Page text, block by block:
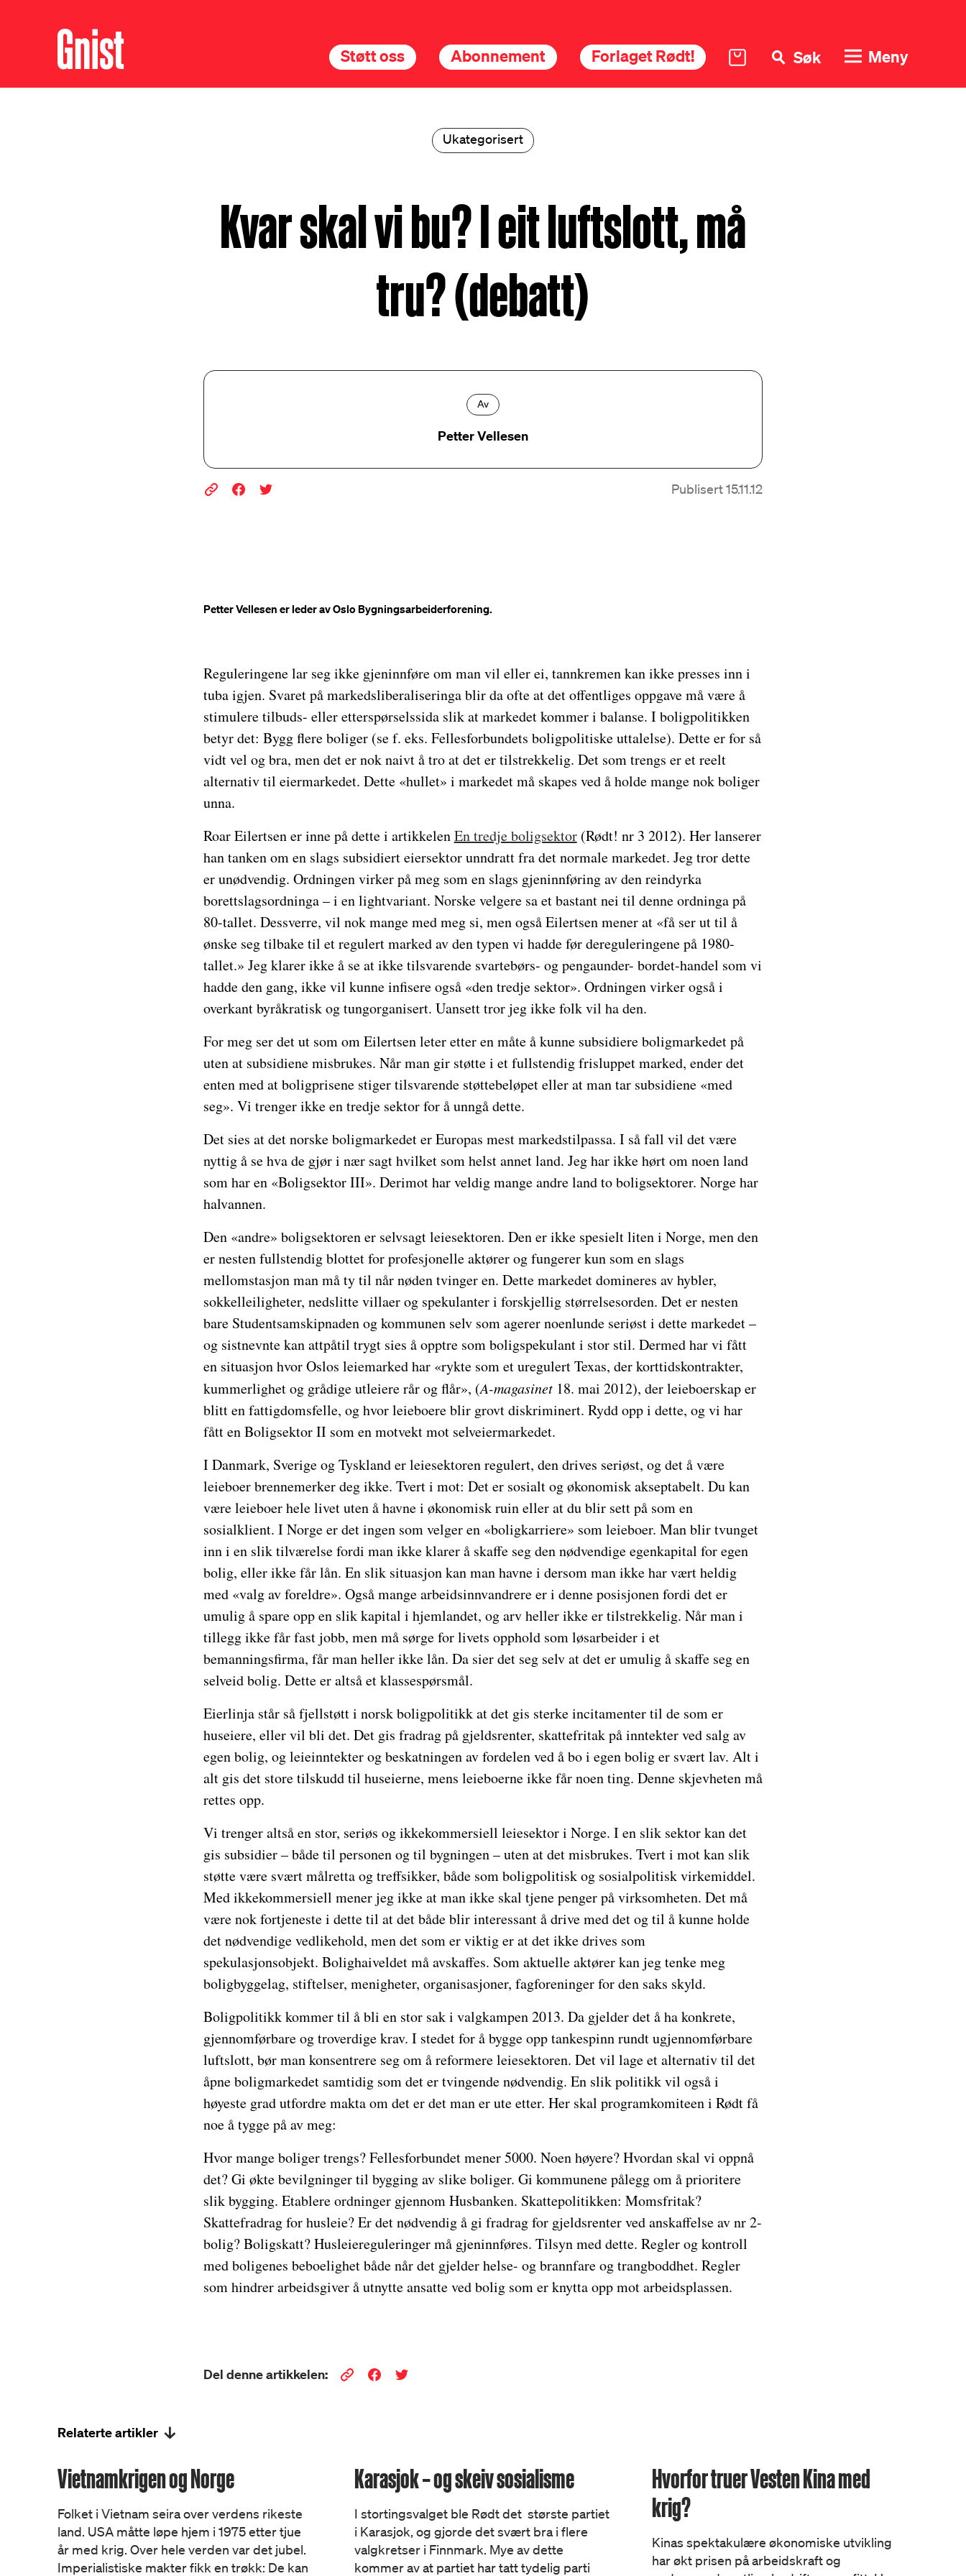
Støtt oss Abonnement Forlaget Rødt! Søk Meny
Ukategorisert
Kvar skal vi bu? I eit luftslott, må
tru? (debatt)
Av
Petter Vellesen
Publisert 15.11.12
Petter Vellesen er leder av Oslo Bygningsarbeiderforening.
Reguleringene lar seg ikke gjeninnføre om man vil eller ei, tannkremen kan ikke presses inn i
tuba igjen. Svaret på markedsliberaliseringa blir da ofte at det offentliges oppgave må være å
stimulere tilbuds- eller etterspørselssida slik at markedet kommer i balanse. I boligpolitikken
betyr det: Bygg flere boliger (se f. eks. Fellesforbundets boligpolitiske uttalelse). Dette er for så
vidt vel og bra, men det er nok naivt å tro at det er tilstrekkelig. Det som trengs er et reelt
alternativ til eiermarkedet. Dette «hullet» i markedet må skapes ved å holde mange nok boliger
unna.
Roar Eilertsen er inne på dette i artikkelenEn tredje boligsektor(Rødt! nr 3 2012). Her lanserer
han tanken om en slags subsidiert eiersektor unndratt fra det normale markedet. Jeg tror dette
er unødvendig. Ordningen virker på meg som en slags gjeninnføring av den reindyrka
borettslagsordninga – i en lightvariant. Norske velgere sa et bastant nei til denne ordninga på
80-tallet. Dessverre, vil nok mange med meg si, men også Eilertsen mener at «få ser ut til å
ønske seg tilbake til et regulert marked av den typen vi hadde før dereguleringene på 1980-
tallet.» Jeg klarer ikke å se at ikke tilsvarende svartebørs- og pengaunder- bordet-handel som vi
hadde den gang, ikke vil kunne infisere også «den tredje sektor». Ordningen virker også i
overkant byråkratisk og tungorganisert. Uansett tror jeg ikke folk vil ha den.
For meg ser det ut som om Eilertsen leter etter en måte å kunne subsidiere boligmarkedet på
uten at subsidiene misbrukes. Når man gir støtte i et fullstendig frisluppet marked, ender det
enten med at boligprisene stiger tilsvarende støttebeløpet eller at man tar subsidiene «med
seg». Vi trenger ikke en tredje sektor for å unngå dette.
Det sies at det norske boligmarkedet er Europas mest markedstilpassa. I så fall vil det være
nyttig å se hva de gjør i nær sagt hvilket som helst annet land. Jeg har ikke hørt om noen land
som har en «Boligsektor III». Derimot har veldig mange andre land to boligsektorer. Norge har
halvannen.
Den «andre» boligsektoren er selvsagt leiesektoren. Den er ikke spesielt liten i Norge, men den
er nesten fullstendig blottet for profesjonelle aktører og fungerer kun som en slags
mellomstasjon man må ty til når nøden tvinger en. Dette markedet domineres av hybler,
sokkelleiligheter, nedslitte villaer og spekulanter i forskjellig størrelsesorden. Det er nesten
bare Studentsamskipnaden og kommunen selv som agerer noenlunde seriøst i dette markedet –
og sistnevnte kan attpåtil trygt sies å opptre som boligspekulant i stor stil. Dermed har vi fått
en situasjon hvor Oslos leiemarked har «rykte som et uregulert Texas, der korttidskontrakter,
kummerlighet og grådige utleiere rår og flår», (A-magasinet18. mai 2012), der leieboerskap er
blitt en fattigdomsfelle, og hvor leieboere blir grovt diskriminert. Rydd opp i dette, og vi har
fått en Boligsektor II som en motvekt mot selveiermarkedet.
I Danmark, Sverige og Tyskland er leiesektoren regulert, den drives seriøst, og det å være
leieboer brennemerker deg ikke. Tvert i mot: Det er sosialt og økonomisk akseptabelt. Du kan
være leieboer hele livet uten å havne i økonomisk ruin eller at du blir sett på som en
sosialklient. I Norge er det ingen som velger en «boligkarriere» som leieboer. Man blir tvunget
inn i en slik tilværelse fordi man ikke klarer å skaffe seg den nødvendige egenkapital for egen
bolig, eller ikke får lån. En slik situasjon kan man havne i dersom man ikke har vært heldig
med «valg av foreldre». Også mange arbeidsinnvandrere er i denne posisjonen fordi det er
umulig å spare opp en slik kapital i hjemlandet, og arv heller ikke er tilstrekkelig. Når man i
tillegg ikke får fast jobb, men må sørge for livets opphold som løsarbeider i et
bemanningsfirma, får man heller ikke lån. Da sier det seg selv at det er umulig å skaffe seg en
selveid bolig. Dette er altså et klassespørsmål.
Eierlinja står så fjellstøtt i norsk boligpolitikk at det gis sterke incitamenter til de som er
huseiere, eller vil bli det. Det gis fradrag på gjeldsrenter, skattefritak på inntekter ved salg av
egen bolig, og leieinntekter og beskatningen av fordelen ved å bo i egen bolig er svært lav. Alt i
alt gis det store tilskudd til huseierne, mens leieboerne ikke får noen ting. Denne skjevheten må
rettes opp.
Vi trenger altså en stor, seriøs og ikkekommersiell leiesektor i Norge. I en slik sektor kan det
gis subsidier – både til personen og til bygningen – uten at det misbrukes. Tvert i mot kan slik
støtte være svært målretta og treffsikker, både som boligpolitisk og sosialpolitisk virkemiddel.
Med ikkekommersiell mener jeg ikke at man ikke skal tjene penger på virksomheten. Det må
være nok fortjeneste i dette til at det både blir interessant å drive med det og til å kunne holde
det nødvendige vedlikehold, men det som er viktig er at det ikke drives som
spekulasjonsobjekt. Bolighaiveldet må avskaffes. Som aktuelle aktører kan jeg tenke meg
boligbyggelag, stiftelser, menigheter, organisasjoner, fagforeninger for den saks skyld.
Boligpolitikk kommer til å bli en stor sak i valgkampen 2013. Da gjelder det å ha konkrete,
gjennomførbare og troverdige krav. I stedet for å bygge opp tankespinn rundt ugjennomførbare
luftslott, bør man konsentrere seg om å reformere leiesektoren. Det vil lage et alternativ til det
åpne boligmarkedet samtidig som det er tvingende nødvendig. En slik politikk vil også i
høyeste grad utfordre makta om det er det man er ute etter. Her skal programkomiteen i Rødt få
noe å tygge på av meg:
Hvor mange boliger trengs? Fellesforbundet mener 5000. Noen høyere? Hvordan skal vi oppnå
det? Gi økte bevilgninger til bygging av slike boliger. Gi kommunene pålegg om å prioritere
slik bygging. Etablere ordninger gjennom Husbanken. Skattepolitikken: Momsfritak?
Skattefradrag for husleie? Er det nødvendig å gi fradrag for gjeldsrenter ved anskaffelse av nr 2-
bolig? Boligskatt? Husleiereguleringer må gjeninnføres. Tilsyn med dette. Regler og kontroll
med boligenes beboelighet både når det gjelder helse- og brannfare og trangboddhet. Regler
som hindrer arbeidsgiver å utnytte ansatte ved bolig som er knytta opp mot arbeidsplassen.
Del denne artikkelen:
Relaterte artikler
Vietnamkrigen og Norge
Folket i Vietnam seira over verdens rikeste
land. USA måtte løpe hjem i 1975 etter tjue
år med krig. Over hele verden var det jubel.
Imperialistiske makter fikk en trøkk: De kan
Karasjok – og skeiv sosialisme
I stortingsvalget ble Rødt det største partiet
i Karasjok, og gjorde det svært bra i flere
valgkretser i Finnmark. Mye av dette
kommer av at partiet har tatt tydelig parti
Hvorfor truer Vesten Kina med
krig?
Kinas spektakulære økonomiske utvikling
har økt prisen på arbeidskraft og